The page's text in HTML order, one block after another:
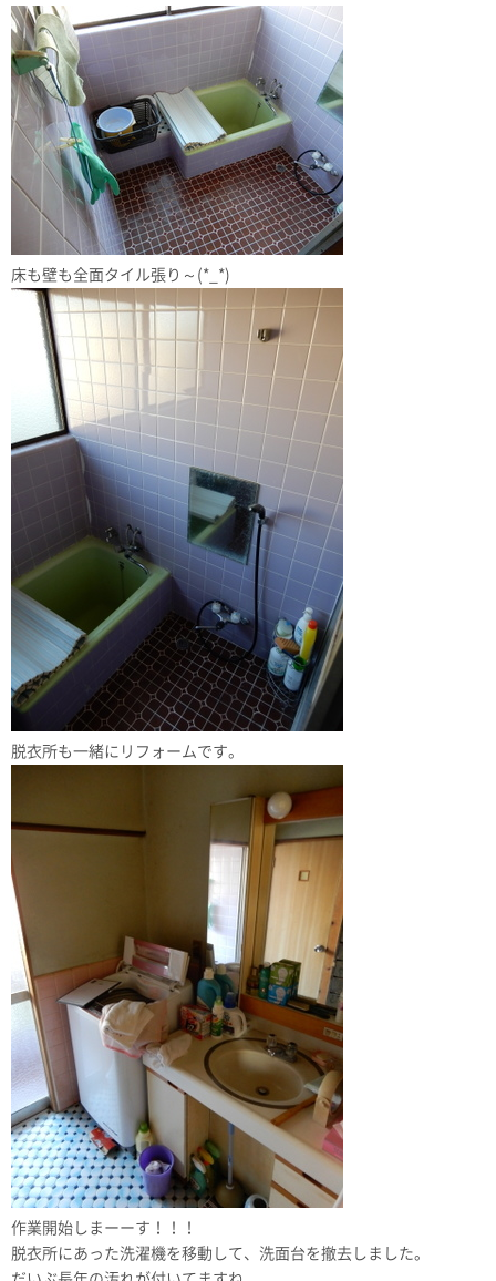
床も壁も全面タイル張り～(*_*)
脱衣所も一緒にリフォームです。
作業開始しまーーす！！！
脱衣所にあった洗濯機を移動して、洗面台を撤去しました。